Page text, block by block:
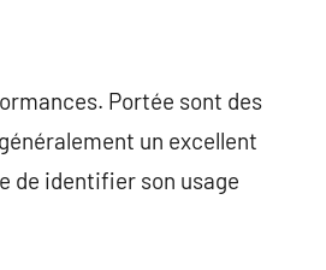
Portée sont des
un excellent
de identifier son usage